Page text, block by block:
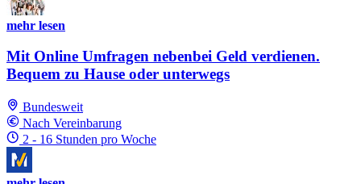
mehr lesen
Mit Online Umfragen nebenbei Geld verdienen.
Bequem zu Hause oder unterwegs
Bundesweit
Nach Vereinbarung
2 - 16 Stunden pro Woche